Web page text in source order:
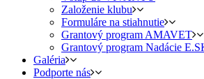
Založenie klubu
Formuláre na stiahnutie
Grantový program AMAVET
Grantový program Nadácie
Galéria
Podporte nás